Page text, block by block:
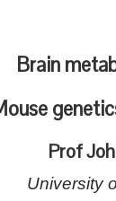
Brain
Prof
University